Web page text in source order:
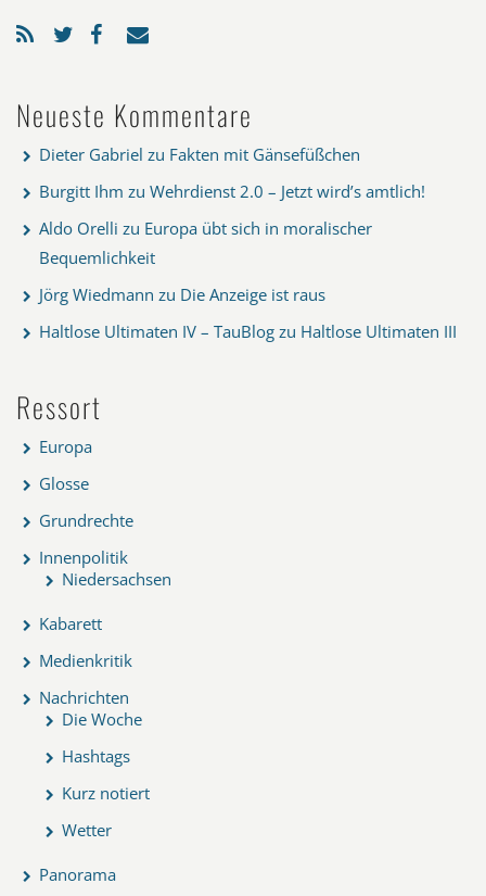
Neueste Kommentare
Dieter Gabriel zu Fakten mit Gänsefüßchen
Burgitt Ihm zu Wehrdienst 2.0 – Jetzt wird’s amtlich!
Aldo Orelli zu Europa übt sich in moralischer
Bequemlichkeit
Jörg Wiedmann zu Die Anzeige ist raus
Haltlose Ultimaten IV – TauBlog zu Haltlose Ultimaten III
Ressort
Europa
Glosse
Grundrechte
Innenpolitik
Niedersachsen
Kabarett
Medienkritik
Nachrichten
Die Woche
Hashtags
Kurz notiert
Wetter
Panorama